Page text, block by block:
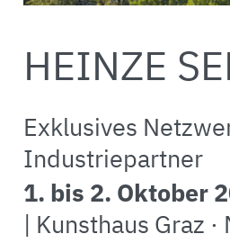
HEINZE
Exklusives
Industriepartner
1. bis 2. Oktober
Kunsthaus Graz